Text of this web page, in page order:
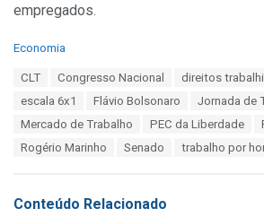
empregados.
C
:
Economia
CLT Congresso Nacional direitos
escala 6x1
Flávio Bolsonaro
Jornada de
Mercado de Trabalho
PEC da Liberdade
Rogério Marinho
Senado trabalho por
Conteúdo Relacionado